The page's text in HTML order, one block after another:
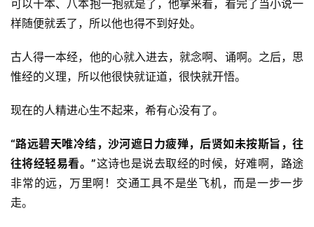
可以十本、八本抱一抱就是了，他拿来看，看完了当小说一
样随便就丢了，所以他也得不到好处。
古人得一本经，他的心就入进去，就念啊、诵啊。之后，思
惟经的义理，所以他很快就证道，很快就开悟。
现在的人精进心生不起来，希有心没有了。
“路远碧天唯冷结，沙河遮日力疲殚，后贤如未按斯旨，往
往将经轻易看。”这诗也是说去取经的时候，好难啊，路途
非常的远，万里啊！交通工具不是坐飞机，而是一步一步
走。